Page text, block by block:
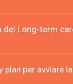
del Long-term
plan per avviare la